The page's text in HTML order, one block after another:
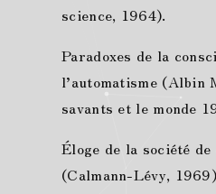
science, 1964).
Paradoxes de la
l’automatisme (Albin
savants et le monde
Éloge de la société de
(Calmann-Lévy,